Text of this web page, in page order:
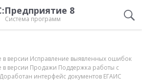
8
Система программ
в версии Исправление выявленных ошибок
в версии Продажи Поддержка работы с
интерфейс документов ЕГАИС